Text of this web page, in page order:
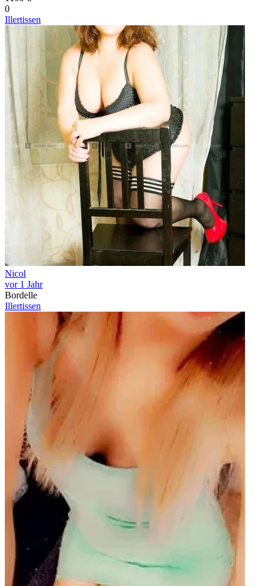
0
Illertissen
Nicol
vor 1 Jahr
Bordelle
Illertissen